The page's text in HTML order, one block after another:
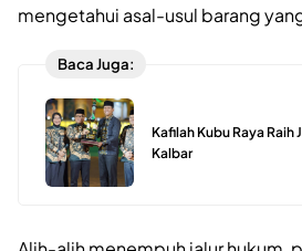
mengetahui asal-usul barang
Baca Juga:
Kafilah Kubu Raya Raih
Kalbar